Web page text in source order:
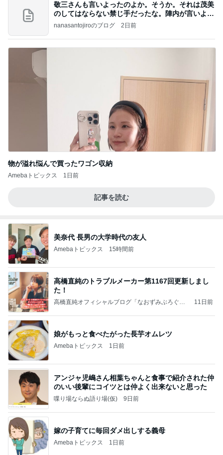
敬三さんも言いよったのよか。そうか。それは茂美
のしてはならない禁じ手だったな。陣内が言いよる
のよ
nanasantojiroのブログ 2日前
物が溢れ悩んで買ったワゴン収納
Amebaトピックス 1日前
記事を読む
美奈代 長男の大学時代の友人
Amebaトピックス 15時間前
高橋直純のトラブルメーカー第1167回更新しまし
た！
高橋直純オフィシャルブログ「なおずみぶろぐ」
11日前
娘がもっと食べたがった長芋オムレツ
Amebaトピックス 1日前
アンジャ児嶋さん相葉ちゃんと食事で紹介された仲
のいい後輩にコイツとは仲よく出来ないと思った
喋り場ならぬ語り場(仮) 9日前
嫁の子育てに毎回ダメ出しする義母
Amebaトピックス 1日前